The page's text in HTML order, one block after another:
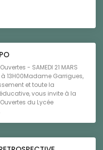
- SAMEDI 21 MARS
à 13H00Madame Garrigues,
et toute la
vous invite à la
du Lycée